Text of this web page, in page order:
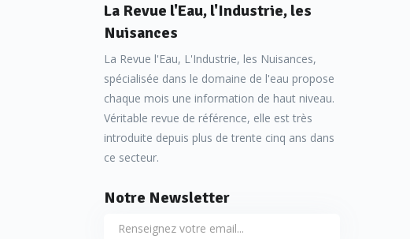
La Revue l'Eau, l'Industrie, les
Nuisances
La Revue l'Eau, L'Industrie, les Nuisances,
spécialisée dans le domaine de l'eau propose
chaque mois une information de haut niveau.
Véritable revue de référence, elle est très
introduite depuis plus de trente cinq ans dans
ce secteur.
Notre Newsletter